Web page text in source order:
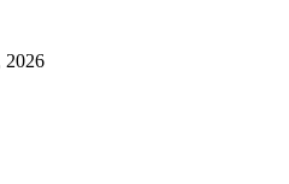
2026